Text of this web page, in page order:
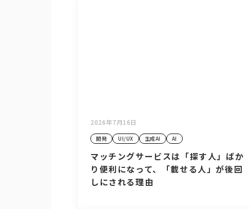
2026年7月16日
開発 UI/UX 生成AI AI
マッチングサービスは「探す人」ばか
り便利になって、「載せる人」が後回
しにされる理由